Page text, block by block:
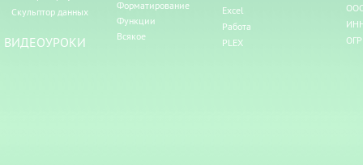
Скульптор данных
ВИДЕОУРОКИ
Форматирование
Функции
Всякое
Excel
Работа
PLEX